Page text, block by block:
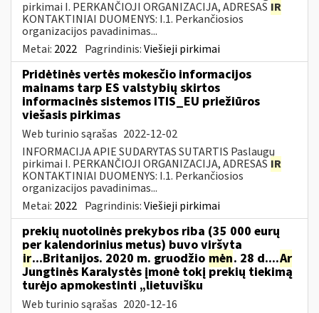
pirkimai I. PERKANČIOJI ORGANIZACIJA, ADRESAS IR
KONTAKTINIAI DUOMENYS: I.1. Perkančiosios
organizacijos pavadinimas...
Metai: 2022 Pagrindinis:Viešieji pirkimai
Pridėtinės vertės mokesčio informacijos
mainams tarp ES valstybių skirtos
informacinės sistemos ITIS_EU priežiūros
viešasis pirkimas
Web turinio sąrašas 2022-12-02
INFORMACIJA APIE SUDARYTAS SUTARTIS Paslaugų
pirkimai I. PERKANČIOJI ORGANIZACIJA, ADRESAS IR
KONTAKTINIAI DUOMENYS: I.1. Perkančiosios
organizacijos pavadinimas...
Metai: 2022 Pagrindinis:Viešieji pirkimai
prekių nuotolinės prekybos riba (35 000 eurų
per kalendorinius metus) buvo viršyta
ir...Britanijos. 2020 m. gruodžio mėn. 28 d....Ar
Jungtinės Karalystės įmonė tokį prekių tiekimą
turėjo apmokestinti „lietuvišku
Web turinio sąrašas 2020-12-16